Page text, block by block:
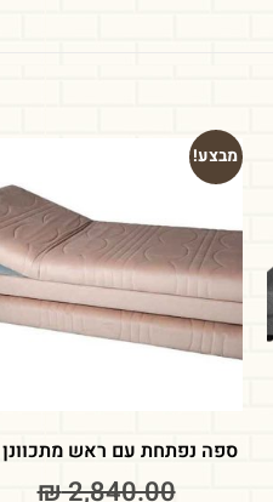
מבצע!
ספה נפתחת עם ראש מתכוונן S7
₪2,840.00